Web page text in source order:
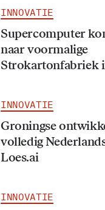
INNOVATIE
Supercomputer
naar voormalige
Strokartonfabriek
INNOVATIE
Groningse
volledig
Loes.ai
INNOVATIE